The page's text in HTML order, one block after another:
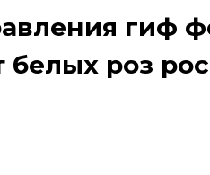
гиф
белых роз